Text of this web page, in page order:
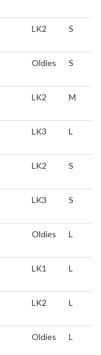
LK2 S
Oldies S
LK2 M
LK3 L
LK2 S
LK3 S
Oldies L
LK1 L
LK2 L
Oldies L